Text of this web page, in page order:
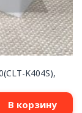
K404S),
В корзину